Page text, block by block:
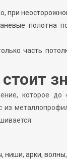
при
полотна
часть
которое
ниши, арки,